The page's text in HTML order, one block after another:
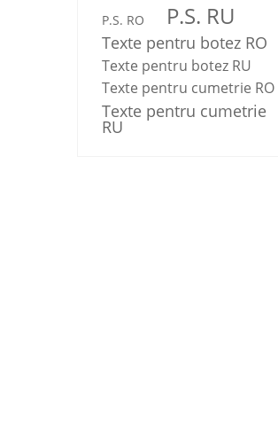
P.S. RO
P.S. RU
Texte pentru botez RO
Texte pentru botez RU
Texte pentru cumetrie RO
Texte pentru cumetrie
RU